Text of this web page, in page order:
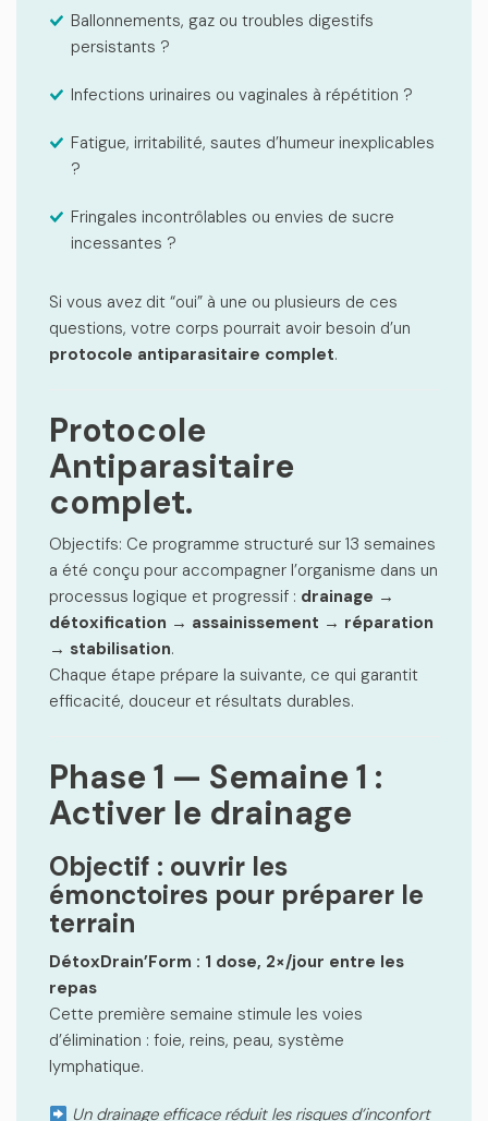
Ballonnements, gaz ou troubles digestifs
persistants ?
Infections urinaires ou vaginales à répétition ?
Fatigue, irritabilité, sautes d’humeur inexplicables
?
Fringales incontrôlables ou envies de sucre
incessantes ?
Si vous avez dit “oui” à une ou plusieurs de ces
questions, votre corps pourrait avoir besoin d’un
protocole antiparasitaire complet.
Protocole
Antiparasitaire
complet.
Objectifs: Ce programme structuré sur 13 semaines
a été conçu pour accompagner l’organisme dans un
processus logique et progressif : drainage →
détoxification → assainissement → réparation
→ stabilisation.
Chaque étape prépare la suivante, ce qui garantit
efficacité, douceur et résultats durables.
Phase 1 — Semaine 1 :
Activer le drainage
Objectif : ouvrir les
émonctoires pour préparer le
terrain
DétoxDrain’Form : 1 dose, 2×/jour entre les
repas
Cette première semaine stimule les voies
d’élimination : foie, reins, peau, système
lymphatique.
Un drainage efficace réduit les risques d’inconfort